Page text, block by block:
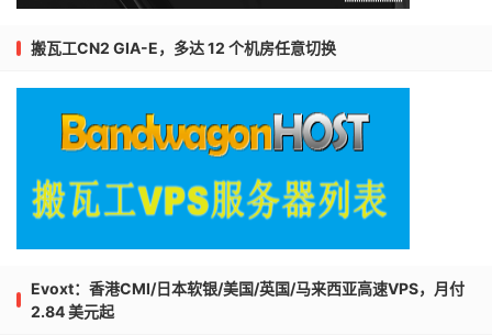
搬瓦工CN2 GIA-E，多达 12 个机房任意切换
Evoxt：香港CMI/日本软银/美国/英国/马来西亚高速VPS，月付
2.84 美元起